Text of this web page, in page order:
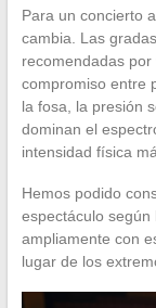
Para un concierto
cambia. Las
recomendadas
compromiso entre
la fosa, la presión
dominan el
intensidad física
Hemos podido
espectáculo según
ampliamente con
lugar de los